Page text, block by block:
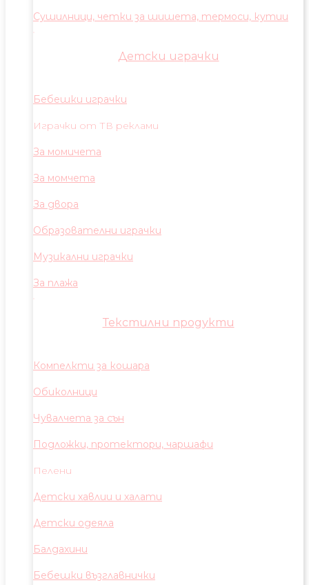
Сушилници, четки за шишета, термоси, кутии
Детски играчки
Бебешки играчки
Играчки от ТВ реклами
За момичета
За момчета
За двора
Образователни играчки
Музикални играчки
За плажа
Текстилни продукти
Компелкти за кошара
Обиколници
Чувалчета за сън
Подложки, протектори, чаршафи
Пелени
Детски хавлии и халати
Детски одеяла
Балдахини
Бебешки възглавнички